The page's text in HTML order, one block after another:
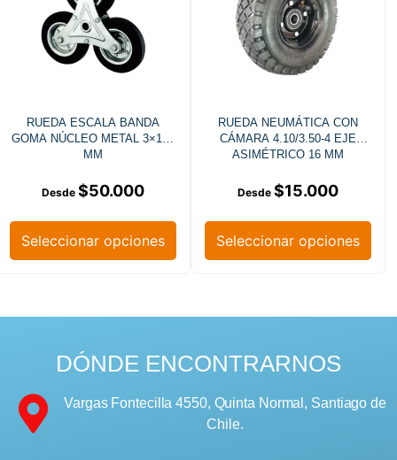
RUEDA ESCALA BANDA
GOMA NÚCLEO METAL 3×160
MM
$50.000
Seleccionar opciones
RUEDA NEUMÁTICA CON
CÁMARA 4.10/3.50-4 EJE
ASIMÉTRICO 16 MM
$15.000
Seleccionar opciones
DÓNDE ENCONTRARNOS
Vargas Fontecilla 4550, Quinta Normal, Santiago de
Chile.